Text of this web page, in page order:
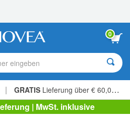
0
eingeben
| GRATIS Lieferung über € 60,00 »
| MwSt. inklusive